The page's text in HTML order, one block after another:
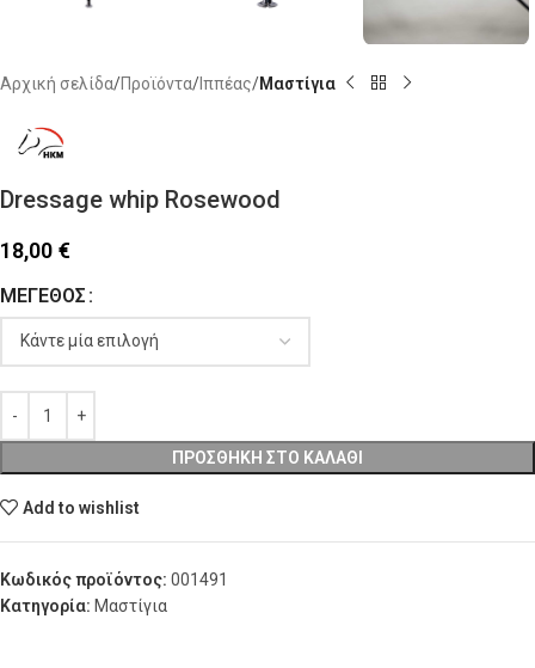
Αρχική σελίδα Προϊόντα Ιππέας Μαστίγια
Dressage whip Rosewood
18,00 €
ΜΈΓΕΘΟΣ
ΠΡΟΣΘΉΚΗ ΣΤΟ ΚΑΛΆΘΙ
Add to wishlist
Κωδικός προϊόντος: 001491
Κατηγορία: Μαστίγια